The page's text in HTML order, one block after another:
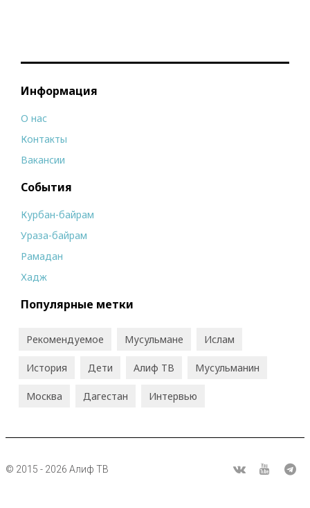
Информация
О нас
Контакты
Вакансии
События
Курбан-байрам
Ураза-байрам
Рамадан
Хадж
Популярные метки
Рекомендуемое Мусульмане Ислам
История Дети Алиф ТВ Мусульманин
Москва Дагестан Интервью
© 2015 - 2026 Алиф ТВ